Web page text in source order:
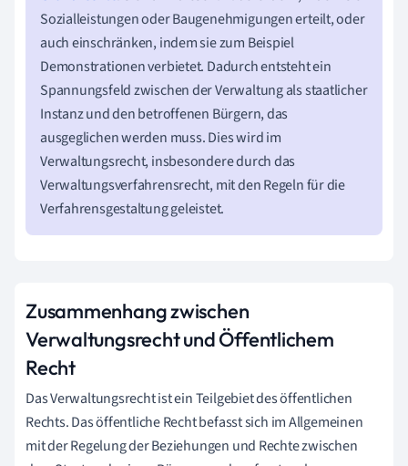
Sozialleistungen oder Baugenehmigungen erteilt, oder
auch einschränken, indem sie zum Beispiel
Demonstrationen verbietet. Dadurch entsteht ein
Spannungsfeld zwischen der Verwaltung als staatlicher
Instanz und den betroffenen Bürgern, das
ausgeglichen werden muss. Dies wird im
Verwaltungsrecht, insbesondere durch das
Verwaltungsverfahrensrecht, mit den Regeln für die
Verfahrensgestaltung geleistet.
Zusammenhang zwischen
Verwaltungsrecht und Öffentlichem
Recht
Das Verwaltungsrecht ist ein Teilgebiet des öffentlichen
Rechts. Das öffentliche Recht befasst sich im Allgemeinen
mit der Regelung der Beziehungen und Rechte zwischen